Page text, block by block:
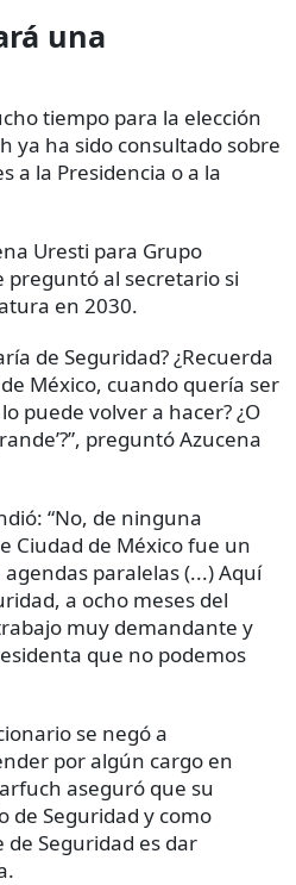
una
tiempo para la elección
ya ha sido consultado sobre
a la Presidencia o a la
Uresti para Grupo
preguntó al secretario si
en 2030.
de Seguridad? ¿Recuerda
México, cuando quería ser
puede volver a hacer? ¿O
preguntó Azucena
“No, de ninguna
Ciudad de México fue un
paralelas (...) Aquí
a ocho meses del
muy demandante y
que no podemos
se negó a
por algún cargo en
aseguró que su
de Seguridad y como
Seguridad es dar